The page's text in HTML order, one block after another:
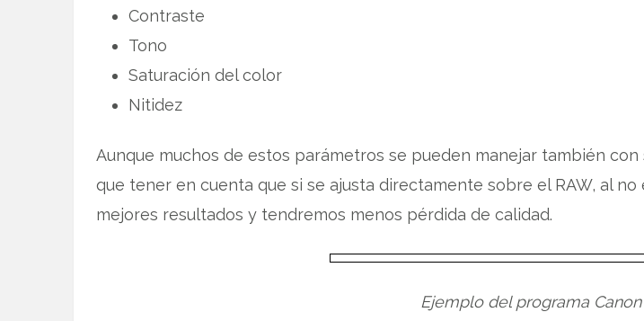
Contraste
Tono
Saturación del color
Nitidez
Aunque muchos de estos parámetros se pueden manejar también
que tener en cuenta que si se ajusta directamente sobre el RAW, al
mejores resultados y tendremos menos pérdida de calidad.
Ejemplo del programa